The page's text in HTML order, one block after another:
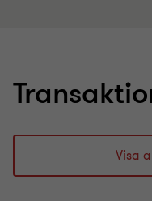
Visa